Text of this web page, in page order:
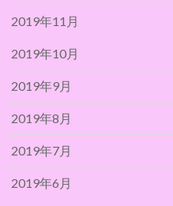
2019年11月
2019年10月
2019年9月
2019年8月
2019年7月
2019年6月